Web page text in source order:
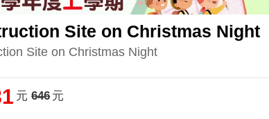
Site on Christmas Night
Site on Christmas Night
元 646元